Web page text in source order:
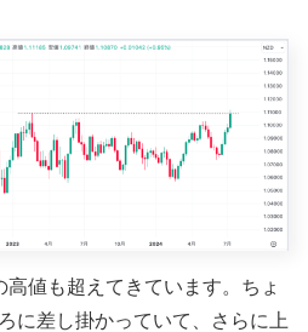
値も超えてきています。ちょ
に差し掛かっていて、さらに上